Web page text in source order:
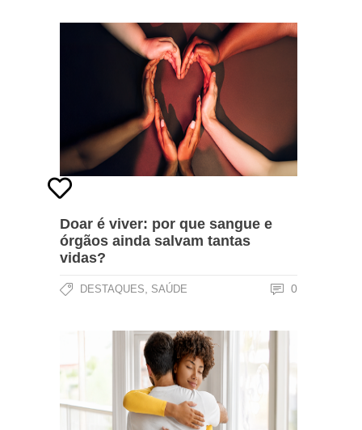
Doar é viver: por que sangue e
órgãos ainda salvam tantas
vidas?
DESTAQUES SAÚDE 0